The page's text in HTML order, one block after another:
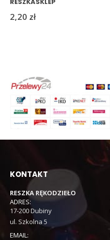
2,20 zł
KONTAKT
RESZKA RĘKODZIEŁO
ADRES:
17-200 Dubiny
ul. Szkolna 5
EMAIL: